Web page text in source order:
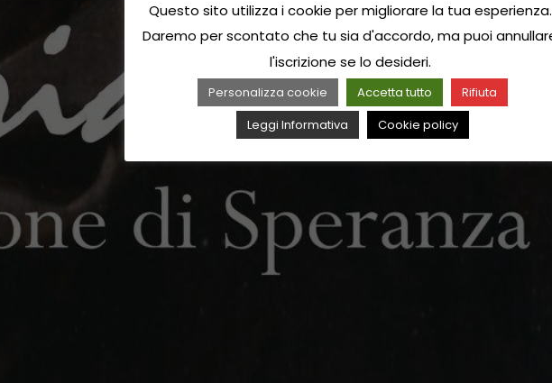
Questo sito utilizza i cookie per migliorare la tua esperienza.
Daremo per scontato che tu sia d'accordo, ma puoi
l'iscrizione se lo desideri.
Personalizza cookie Accetta tutto
Rifiuta
Leggi Informativa
Cookie policy